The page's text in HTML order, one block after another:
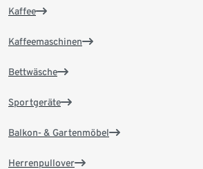
Kaffee
Kaffeemaschinen
Bettwäsche
Sportgeräte
Balkon- & Gartenmöbel
Herrenpullover